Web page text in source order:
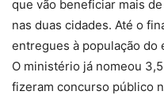
que vão beneficiar mais
nas duas cidades. Até o
entregues à população do
O ministério já nomeou
fizeram concurso público